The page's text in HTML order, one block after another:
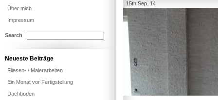
15th Sep. 14
Über mich
Impressum
Search
Neueste Beiträge
Fliesen- / Malerarbeiten
Ein Monat vor Fertigstellung
Dachboden